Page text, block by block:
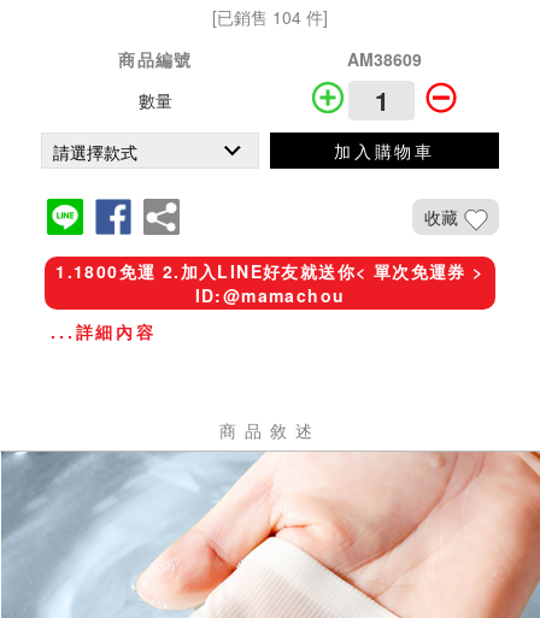
[已銷售 104 件]
商品編號
AM38609
數量
加入購物車
收藏
1.1800免運 2.加入LINE好友就送你< 單次免運券 >
ID:@mamachou
...詳細內容
商品敘述